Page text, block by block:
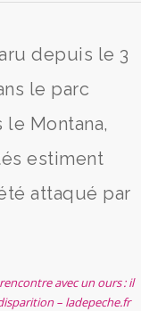
depuis le 3
le parc
le Montana,
estiment
attaqué par
avec un ours : il
– ladepeche.fr